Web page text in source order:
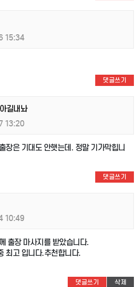
15:34
댓글쓰기
길내놔
13:20
장은 기대도 안햇는데. 정말 기가막힙니
댓글쓰기
10:49
출장 마사지를 받았습니다.
최고 입니다.추천합니다.
댓글쓰기 삭제